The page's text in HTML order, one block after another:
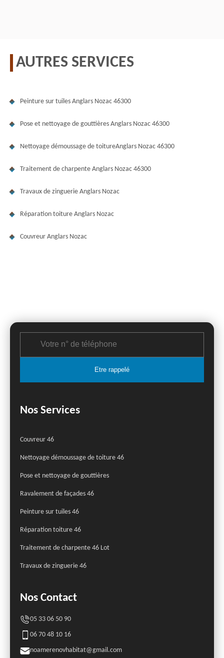
AUTRES SERVICES
Peinture sur tuiles Anglars Nozac 46300
Pose et nettoyage de gouttières Anglars Nozac 46300
Nettoyage démoussage de toitureAnglars Nozac 46300
Traitement de charpente Anglars Nozac 46300
Travaux de zinguerie Anglars Nozac
Réparation toiture Anglars Nozac
Couvreur Anglars Nozac
Nos Services
Couvreur 46
Nettoyage démoussage de toiture 46
Pose et nettoyage de gouttières
Ravalement de façades 46
Peinture sur tuiles 46
Réparation toiture 46
Traitement de charpente 46 Lot
Travaux de zinguerie 46
Nos Contact
05 33 06 50 90
06 70 48 10 16
noamerenovhabitat@gmail.com